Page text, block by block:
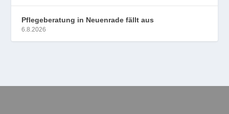
Pflegeberatung in Neuenrade fällt aus
6.8.2026